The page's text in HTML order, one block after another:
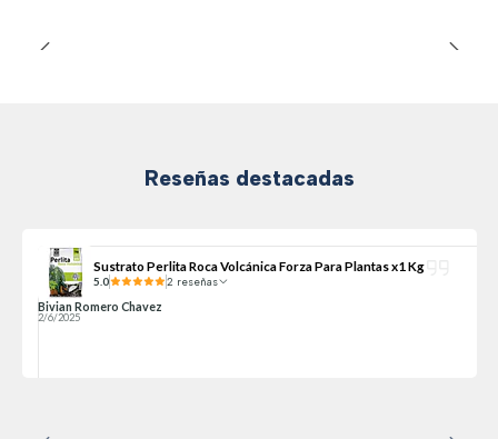
Reseñas destacadas
Sustrato Perlita Roca Volcánica Forza Para Plantas x1 Kg
5.0 2 reseñas
Bivian Romero Chavez
2/6/2025